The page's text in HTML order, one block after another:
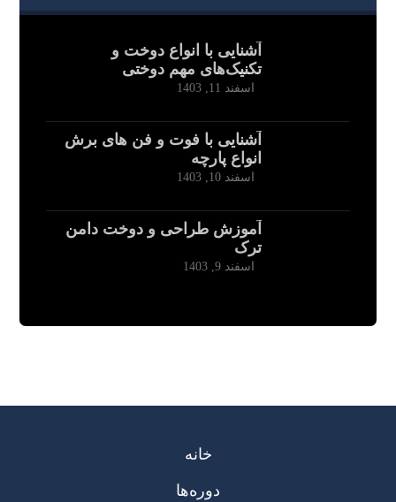
آشنایی با انواع دوخت و
تکنیک‌های مهم دوختی
اسفند 11, 1403
آشنایی با فوت و فن های برش
انواع پارچه
اسفند 10, 1403
آموزش طراحی و دوخت دامن
ترک
اسفند 9, 1403
خانه
دوره‌ها